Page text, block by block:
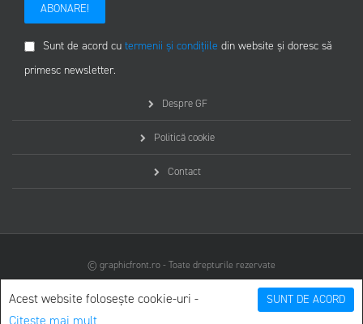
SUNT DE ACORD
Acest website folosește cookie-uri -
Citește mai mult
ABONARE!
Sunt de acord cu termenii și condițiile din website și doresc să
primesc newsletter.
Despre GF
Politică cookie
Contact
© graphicfront.ro - Toate drepturile rezervate